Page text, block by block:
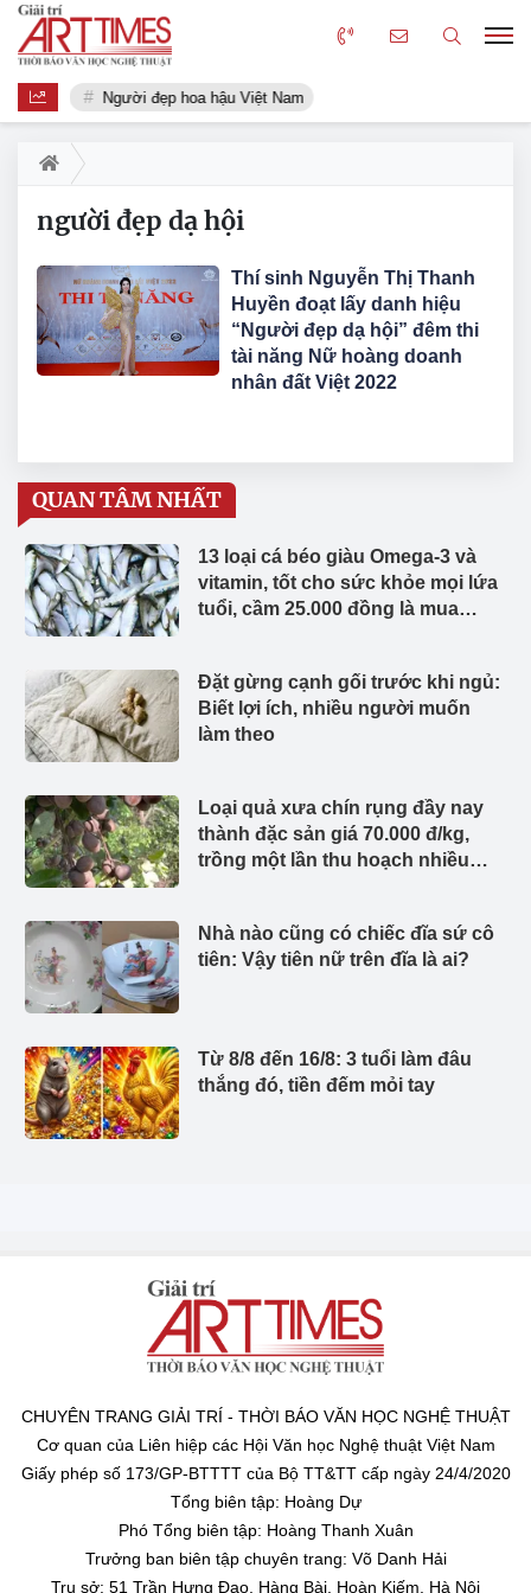
Người đẹp hoa hậu Việt Nam
người đẹp dạ hội
Thí sinh Nguyễn Thị Thanh
Huyền đoạt lấy danh hiệu
“Người đẹp dạ hội” đêm thi
tài năng Nữ hoàng doanh
nhân đất Việt 2022
QUAN TÂM NHẤT
13 loại cá béo giàu Omega-3 và
vitamin, tốt cho sức khỏe mọi lứa
tuổi, cầm 25.000 đồng là mua
Đặt gừng cạnh gối trước khi ngủ:
Biết lợi ích, nhiều người muốn
làm theo
Loại quả xưa chín rụng đầy nay
thành đặc sản giá 70.000 đ/kg,
trồng một lần thu hoạch nhiều
Nhà nào cũng có chiếc đĩa sứ cô
tiên: Vậy tiên nữ trên đĩa là ai?
Từ 8/8 đến 16/8: 3 tuổi làm đâu
thắng đó, tiền đếm mỏi tay
CHUYÊN TRANG GIẢI TRÍ - THỜI BÁO VĂN HỌC NGHỆ THUẬT
Cơ quan của Liên hiệp các Hội Văn học Nghệ thuật Việt Nam
Giấy phép số 173/GP-BTTTT của Bộ TT&TT cấp ngày 24/4/2020
Tổng biên tập: Hoàng Dự
Phó Tổng biên tập: Hoàng Thanh Xuân
Trưởng ban biên tập chuyên trang: Võ Danh Hải
Trụ sở: 51 Trần Hưng Đạo, Hàng Bài, Hoàn Kiếm, Hà Nội